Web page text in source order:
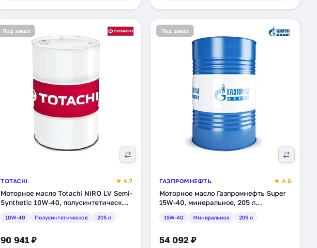
Под заказ
TOTACHI ★ 4.7
Моторное масло Totachi NIRO LV Semi-
Synthetic 10W-40, полусинтетическое,
10W-40 Полусинтетическое 205 л
90 941 ₽
Под заказ
ГАЗПРОМНЕФТЬ ★ 4.6
Моторное масло Газпромнефть Super
15W-40, минеральное, 205 л
15W-40 Минеральное 205 л
54 092 ₽